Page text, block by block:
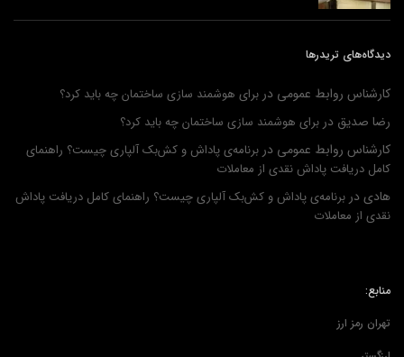
دیدگاه‌های تریدرها
کارشناس روابط عمومی در برای هوشمند سازی ساختمان چه باید کرد؟
رضا صدیق در برای هوشمند سازی ساختمان چه باید کرد؟
کارشناس روابط عمومی در برنامه‌ی پاداش و کش‌بک آلپاری چیست؟ راهنمای
کامل دریافت پاداش نقدی از معاملات
هادی در برنامه‌ی پاداش و کش‌بک آلپاری چیست؟ راهنمای کامل دریافت پاداش
نقدی از معاملات
منابع:
تهران رمز ارز